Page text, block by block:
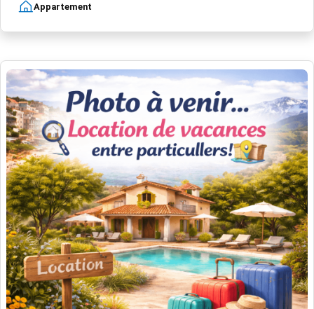
Appartement